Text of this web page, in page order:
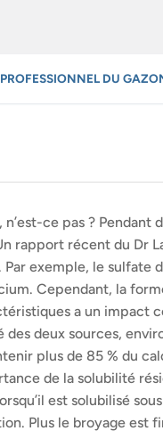
DU
ce pas ?
rapport récent du Dr
exemple, le
Cependant, la
a un impact
deux sources,
plus de 85 % du
de la solubilité
est solubilisé
Plus le broyage est